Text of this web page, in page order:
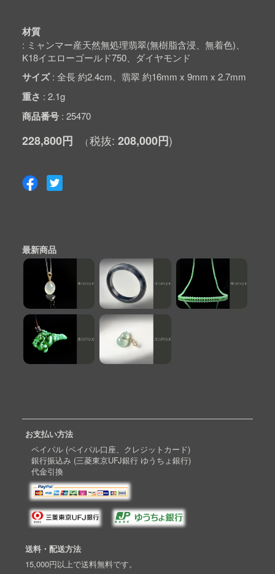
材質
ミャンマー産天然無処理翡翠(無樹脂含浸、無着色)、
K18イエローゴールド750、ダイヤモンド
サイズ 全長 約2.4cm、翡翠 約16mm x 9mm x 2.7mm
重さ 2.1g
商品番号 25470
228,800円 208,000円
最新商品
お支払い方法
ペイパル (ペイパル口座、クレジットカード)
銀行振込み (三菱東京UFJ銀行 ゆうちょ銀行)
代金引換
送料・配送方法
15,000円以上で送料無料です。